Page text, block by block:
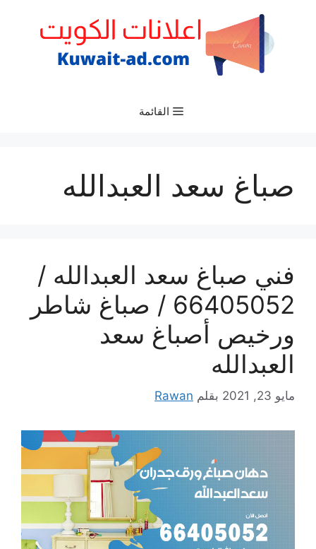
القائمة
صباغ سعد العبدالله
فني صباغ سعد العبدالله /
66405052 / صباغ شاطر
ورخيص أصباغ سعد
العبدالله
مايو 23, 2021 بقلم Rawan